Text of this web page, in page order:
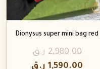
Dionysus super mini bag red
2,980.00 ر.ق
1,590.00 ر.ق